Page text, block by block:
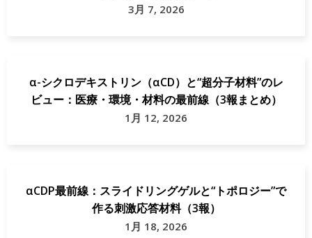
3月 7, 2026
α-シクロデキストリン（αCD）と“超分子材料”のレ
ビュー：医療・環境・材料の最前線（3報まとめ）
1月 12, 2026
αCDP最前線：スライドリングゲルと“トポロジー”で
作る刺激応答材料（3報）
1月 18, 2026